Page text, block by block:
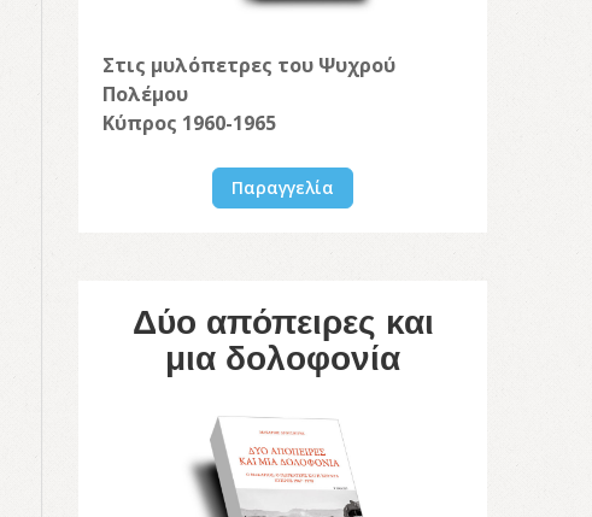
Στις μυλόπετρες του Ψυχρού
Πολέμου
Κύπρος 1960-1965
Παραγγελία
Δύο απόπειρες και
μια δολοφονία